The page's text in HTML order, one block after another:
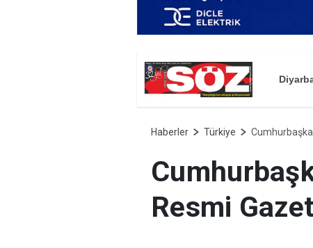
Haberler Türkiye
Resmi